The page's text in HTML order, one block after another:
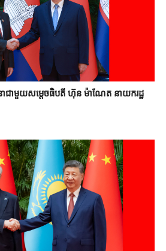
ជាមួយសម្តេចធិបតី ហ៊ុន ម៉ាណែត នាយករដ្ឋ